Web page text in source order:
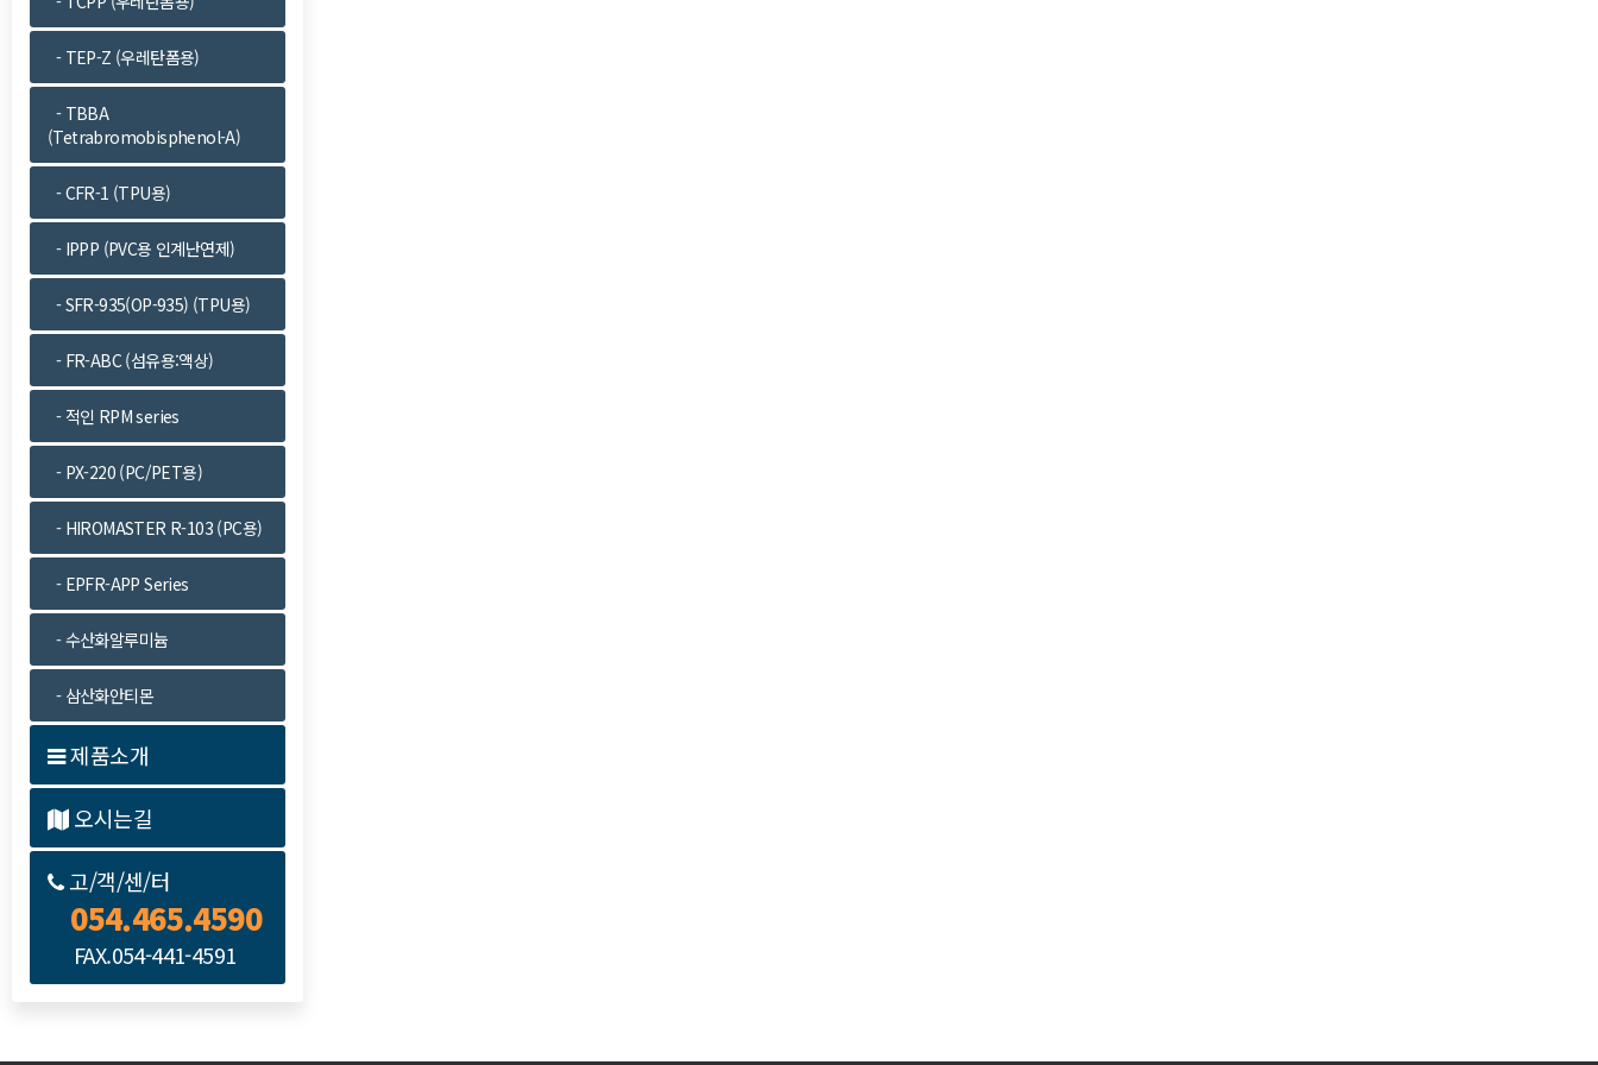
- TEP-Z (우레탄폼용)
- TBBA
(Tetrabromobisphenol-A)
- CFR-1 (TPU용)
- IPPP (PVC용 인계난연제)
- SFR-935(OP-935) (TPU용)
- FR-ABC (섬유용:액상)
- 적인 RPM series
- PX-220 (PC/PET용)
- HIROMASTER R-103 (PC용)
- EPFR-APP Series
- 수산화알루미늄
- 삼산화안티몬
제품소개
오시는길
고/객/센/터
054.465.4590
FAX.054-441-4591